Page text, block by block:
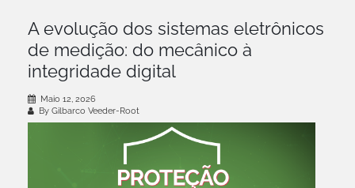
A evolução dos sistemas eletrônicos
de medição: do mecânico à
integridade digital
Maio 12, 2026
By Gilbarco Veeder-Root